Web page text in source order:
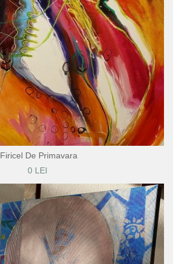
Firicel De Primavara
0 LEI